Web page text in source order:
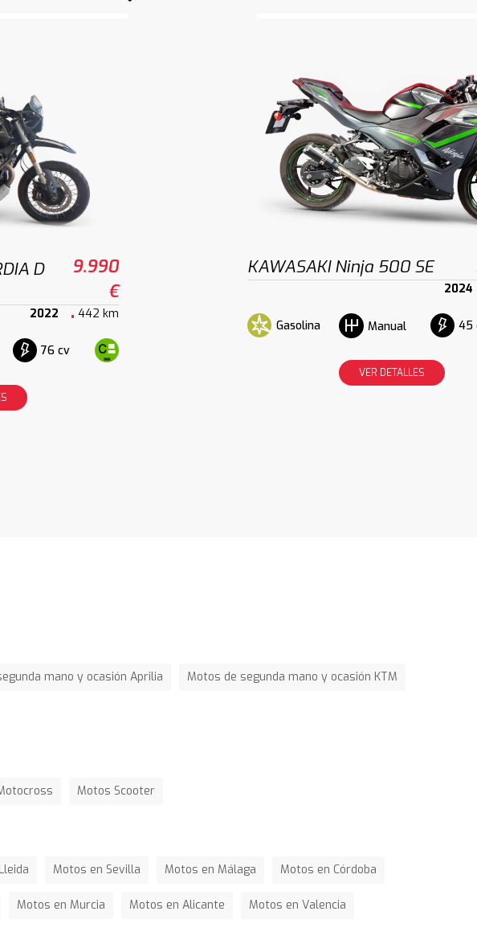
D
9.990
€
2022 442 km
76 cv
KAWASAKI Ninja 500 SE
2024
Gasolina Manual 45
VER DETALLES
mano y ocasión Aprilia Motos de segunda mano y ocasión KTM
Motos Scooter
Motos en Sevilla Motos en Málaga Motos en Córdoba
Motos en Murcia Motos en Alicante Motos en Valencia